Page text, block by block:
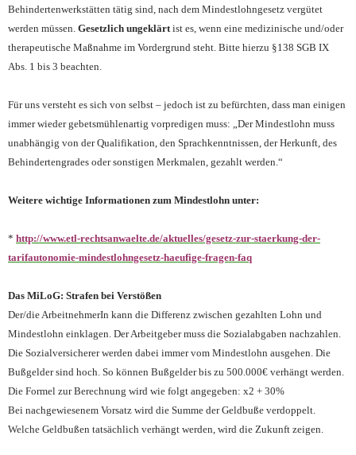
Behindertenwerkstätten tätig sind, nach dem Mindestlohngesetz vergütet
werden müssen. Gesetzlich ungeklärtist es, wenn eine medizinische und/oder
therapeutische Maßnahme im Vordergrund steht. Bitte hierzu §138 SGB IX
Abs. 1 bis 3 beachten.
Für uns versteht es sich von selbst – jedoch ist zu befürchten, dass man einigen
immer wieder gebetsmühlenartig vorpredigen muss: „Der Mindestlohn muss
unabhängig von der Qualifikation, den Sprachkenntnissen, der Herkunft, des
Behindertengrades oder sonstigen Merkmalen, gezahlt werden.“
Weitere wichtige Informationen zum Mindestlohn unter:
* http://www.etl-rechtsanwaelte.de/aktuelles/gesetz-zur-staerkung-der-
tarifautonomie-mindestlohngesetz-haeufige-fragen-faq
Das MiLoG: Strafen bei Verstößen
Der/die ArbeitnehmerIn kann die Differenz zwischen gezahlten Lohn und
Mindestlohn einklagen. Der Arbeitgeber muss die Sozialabgaben nachzahlen.
Die Sozialversicherer werden dabei immer vom Mindestlohn ausgehen. Die
Bußgelder sind hoch. So können Bußgelder bis zu 500.000€ verhängt werden.
Die Formel zur Berechnung wird wie folgt angegeben: x2 + 30%
Bei nachgewiesenem Vorsatz wird die Summe der Geldbuße verdoppelt.
Welche Geldbußen tatsächlich verhängt werden, wird die Zukunft zeigen.